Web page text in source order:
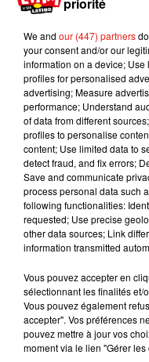
Publié : 25 juillet
l’a vu entrer dans
alors aussi alerté
les autorités au
police et escorté
effectuer une
surveillance.
également
indonésienne.
Mundo
We and our (447) partners
your consent and/or our
information on a device;
profiles for personalised
advertising; Measure
performance; Understand
of data from different
profiles to personalise
content; Use limited data to
detect fraud, and fix errors;
Save and communicate
process personal data such
following functionalities:
requested; Use precise
other data sources; Link
information transmitted
Vous pouvez accepter en
sélectionnant les finalités et/
Vous pouvez également
accepter". Vos préférences
pouvez mettre à jour vos
moment via le lien "Gérer